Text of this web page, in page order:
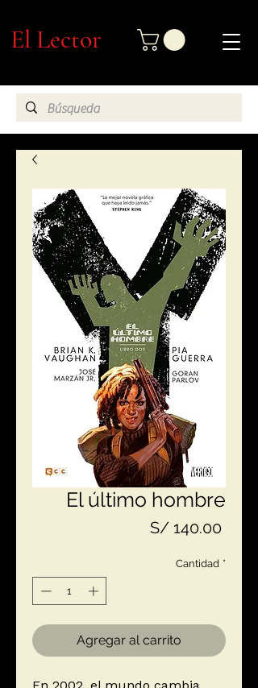
El Lector
El último hombre
S/ 140.00Precio
Cantidad *
Agregar al carrito